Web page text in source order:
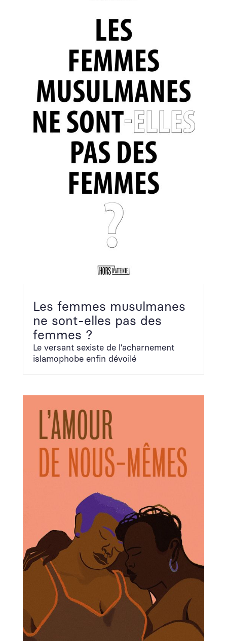
Les femmes musulmanes
ne sont-elles pas des
femmes ?
Le ver­sant sex­iste de l’acharnement
islam­o­phobe enfin dévoilé